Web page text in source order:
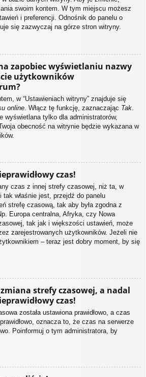
swoim kontem. W tym miejscu możesz
i preferencji. Odnośnik do panelu o
się zazwyczaj na górze stron witryny.
zapobiec wyświetlaniu nazwy
użytkowników
w “Ustawieniach witryny” znajduje się
online . Włącz tę funkcję, zaznaczając Tak
wyświetlana tylko dla administratorów,
obecność na witrynie będzie wykazana w
czas!
czas z innej strefy czasowej, niż ta, w
właśnie jest, przejdź do panelu
strefę czasową, tak aby była zgodna z
Europa centralna, Afryka, czy Nowa
tak jak i większości ustawień, może
zarejestrowanych użytkowników. Jeżeli nie
– teraz jest dobry moment, by się
strefy czasowej, a nadal
czas!
została ustawiona prawidłowo, a czas
oznacza to, że czas na serwerze
Poinformuj o tym administratora, by